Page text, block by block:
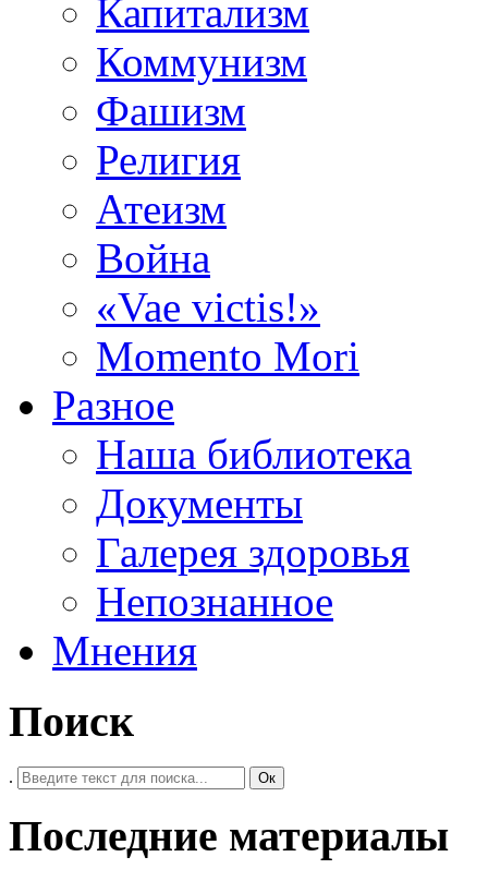
Капитализм
Коммунизм
Фашизм
Религия
Атеизм
Война
«Vae victis!»
Momento Mori
Разное
Наша библиотека
Документы
Галерея здоровья
Непознанное
Мнения
Поиск
. Ок
Последние материалы